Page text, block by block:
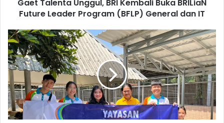
n
g
g
u
l
,
B
R
I
Gaet Talenta Unggul, BRI Kembali Buka BRILiaN
Future Leader Program (BFLP) General dan IT
Y
a
y
a
s
a
n
S
a